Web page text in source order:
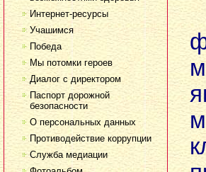
Интернет-ресурсы
Учашимся
Победа
Мы потомки героев
Диалог с директором
Паспорт дорожной
безопасности
О персональных данных
Противодействие коррупции
Служба медиации